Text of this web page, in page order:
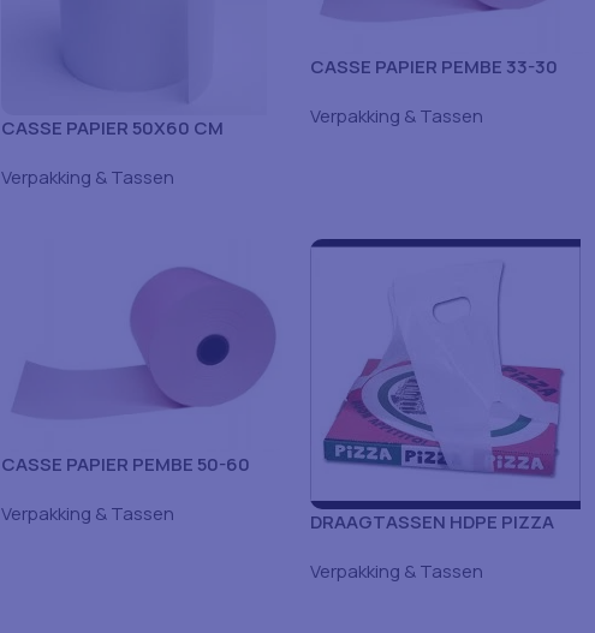
CASSE PAPIER 50X60 CM
Verpakking & Tassen
CASSE PAPIER PEMBE 33-30
Verpakking & Tassen
CASSE PAPIER PEMBE 50-60
Verpakking & Tassen
DRAAGTASSEN HDPE PIZZA
Verpakking & Tassen